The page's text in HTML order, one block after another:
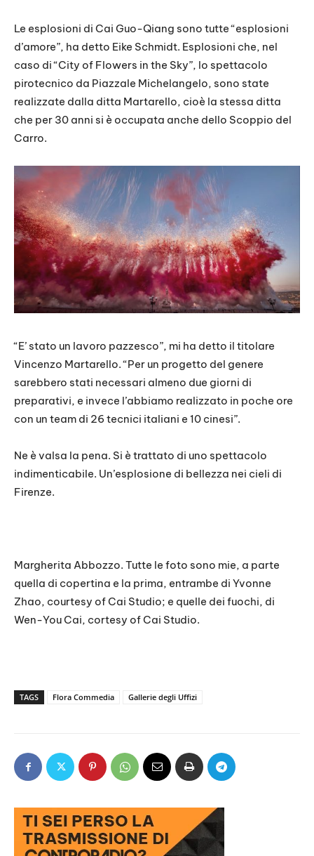
Le esplosioni di Cai Guo-Qiang sono tutte “esplosioni
d’amore”, ha detto Eike Schmidt. Esplosioni che, nel
caso di “City of Flowers in the Sky”, lo spettacolo
pirotecnico da Piazzale Michelangelo, sono state
realizzate dalla ditta Martarello, cioè la stessa ditta
che per 30 anni si è occupata anche dello Scoppio del
Carro.
“E’ stato un lavoro pazzesco”, mi ha detto il titolare
Vincenzo Martarello. “Per un progetto del genere
sarebbero stati necessari almeno due giorni di
preparativi, e invece l’abbiamo realizzato in poche ore
con un team di 26 tecnici italiani e 10 cinesi”.
Ne è valsa la pena. Si è trattato di uno spettacolo
indimenticabile. Un’esplosione di bellezza nei cieli di
Firenze.
Margherita Abbozzo. Tutte le foto sono mie, a parte
quella di copertina e la prima, entrambe di Yvonne
Zhao, courtesy of Cai Studio; e quelle dei fuochi, di
Wen-You Cai, cortesy of Cai Studio.
TAGS Flora Commedia Gallerie degli Uffizi